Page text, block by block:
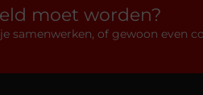
moet worden?
samenwerken, of gewoon even